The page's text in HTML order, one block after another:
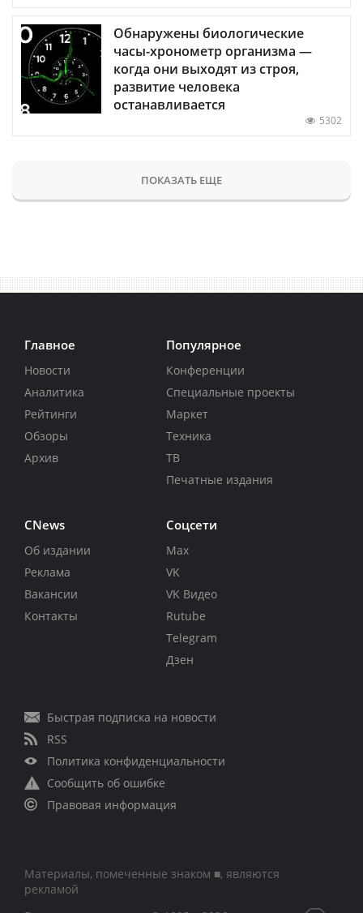
Обнаружены биологические
часы-хронометр организма —
когда они выходят из строя,
развитие человека
останавливается
5302
ПОКАЗАТЬ ЕЩЕ
Главное
Новости
Аналитика
Рейтинги
Обзоры
Архив
Популярное
Конференции
Специальные проекты
Маркет
Техника
ТВ
Печатные издания
CNews
Об издании
Реклама
Вакансии
Контакты
Соцсети
Max
VK
VK Видео
Rutube
Telegram
Дзен
Быстрая подписка на новости
RSS
Политика конфиденциальности
Сообщить об ошибке
Правовая информация
Материалы, помеченные знаком ■, являются
рекламой